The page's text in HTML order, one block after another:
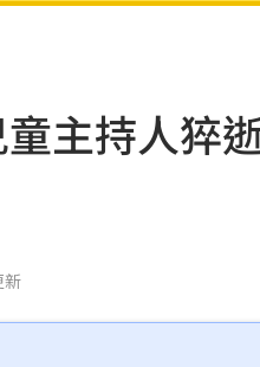
傷
8連勝 18:51
將摘雙金
一票大咖
宿客受困
暴風圈」 18:36
主持人猝
新